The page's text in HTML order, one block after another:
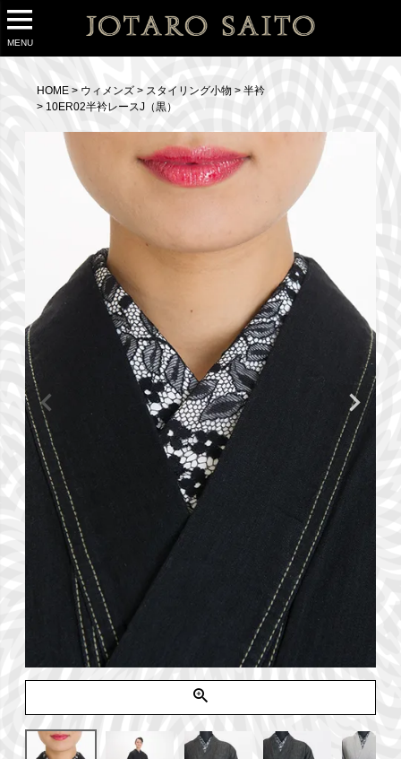
MENU
HOME ウィメンズ スタイリング小物
半衿
10ER02半衿レースJ（黒）